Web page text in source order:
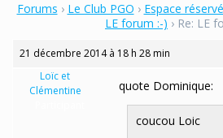
Forums › Le Club PGO › Espace
LE forum :-) › Re: LE
21 décembre 2014 à 18 h 28 min
Loïc et
Clémentine
quote Dominique:
coucou Loic